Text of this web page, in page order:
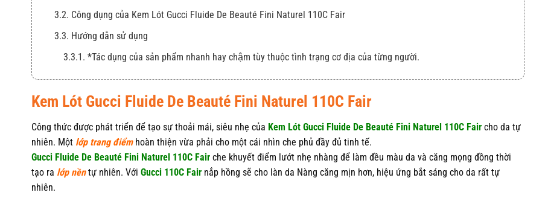
3.2. Công dụng của Kem Lót Gucci Fluide De Beauté Fini Naturel 110C Fair
3.3. Hướng dẫn sử dụng
3.3.1. *Tác dụng của sản phẩm nhanh hay chậm tùy thuộc tình trạng cơ địa của từng người.
Kem Lót Gucci Fluide De Beauté Fini Naturel 110C Fair
Công thức được phát triển để tạo sự thoải mái, siêu nhẹ của Kem Lót Gucci Fluide De Beauté Fini Naturel 110C Fair cho da tự
nhiên. Một lớp trang điểmhoàn thiện vừa phải cho một cái nhìn che phủ đầy đủ tinh tế.
Gucci Fluide De Beauté Fini Naturel 110C Fair che khuyết điểm lướt nhẹ nhàng để làm đều màu da và căng mọng đồng thời
tạo ra lớp nềntự nhiên. Với Gucci 110C Fair nắp hồng sẽ cho làn da Nàng căng mịn hơn, hiệu ứng bắt sáng cho da rất tự
nhiên.